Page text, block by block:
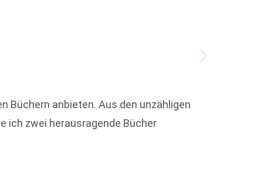
Büchern anbieten. Aus den unzähligen
ich zwei herausragende Bücher